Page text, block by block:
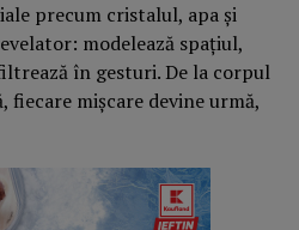
precum cristalul, apa și
modelează spațiul,
în gesturi. De la corpul
mișcare devine urmă,